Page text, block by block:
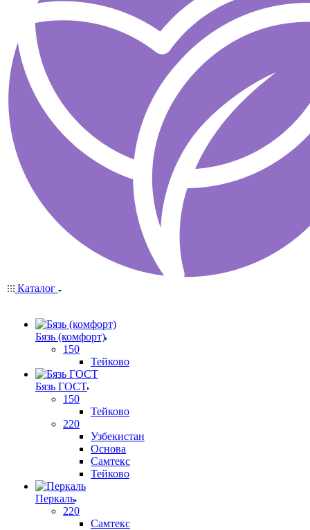
Каталог
Бязь (комфорт)
150
Тейково
Бязь ГОСТ
150
Тейково
220
Узбекистан
Основа
Самтекс
Тейково
Перкаль
220
Самтекс